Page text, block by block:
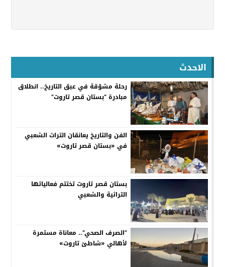
الاحدث
رحلة مشوّقة في عبق التاريخ.. انطلاق
مبادرة “بستان قصر تاروت”
الفن والتاريخ يعانقان التراث الشعبي
في «بستان قصر تاروت»
بستان قصر تاروت تختتم فعالياتها
التراثية والشعبي
”الصرف الصحي“.. معاناة مستمرة
لأهالي «شاطئ تاروت»